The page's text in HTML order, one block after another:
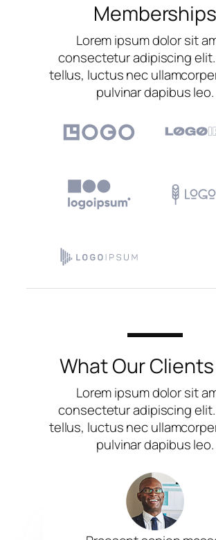
Memberships
Lorem ipsum dolor sit
consectetur adipiscing
tellus, luctus nec
pulvinar dapibus leo.
What Our
Lorem ipsum dolor sit
consectetur adipiscing
tellus, luctus nec
pulvinar dapibus leo.